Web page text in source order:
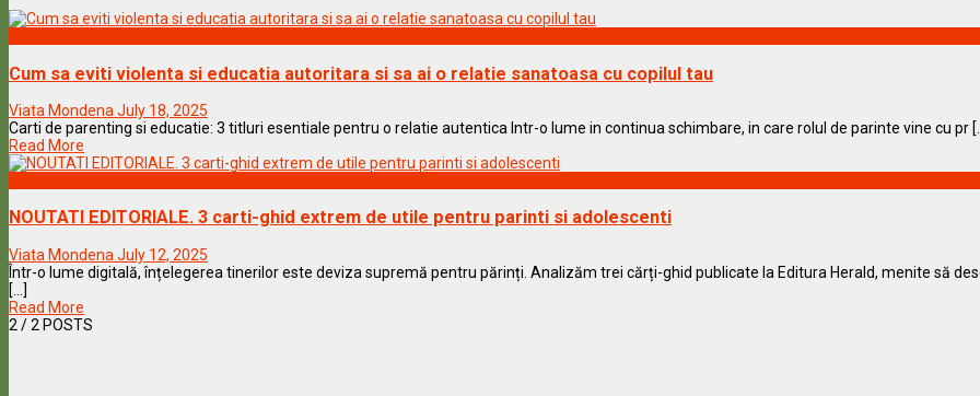
Cum sa eviti violenta si educatia autoritara si sa ai o relatie sanatoasa cu copilul tau
Viata Mondena July 18, 2025
Carti de parenting si educatie: 3 titluri esentiale pentru o relatie autentica Intr-o lume in continua schimbare, in care rolul de parinte vine cu pr
Read More
NOUTATI EDITORIALE. 3 carti-ghid extrem de utile pentru parinti si adolescenti
Viata Mondena July 12, 2025
Într-o lume digitală, înțelegerea tinerilor este deviza supremă pentru părinți. Analizăm trei cărți-ghid publicate la Editura Herald, menite să
[...]
Read More
2 / 2 POSTS